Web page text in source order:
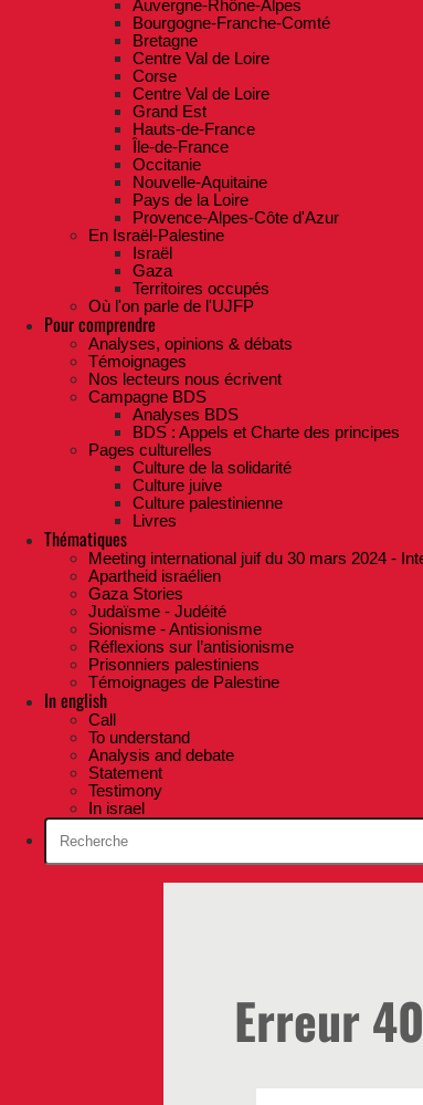
Auvergne-Rhône-Alpes
Bourgogne-Franche-Comté
Bretagne
Centre Val de Loire
Corse
Centre Val de Loire
Grand Est
Hauts-de-France
Île-de-France
Occitanie
Nouvelle-Aquitaine
Pays de la Loire
Provence-Alpes-Côte d'Azur
En Israël-Palestine
Israël
Gaza
Territoires occupés
Où l'on parle de l'UJFP
Pour comprendre
Analyses, opinions & débats
Témoignages
Nos lecteurs nous écrivent
Campagne BDS
Analyses BDS
BDS : Appels et Charte des principes
Pages culturelles
Culture de la solidarité
Culture juive
Culture palestinienne
Livres
Thématiques
Meeting international juif du 30 mars 2024 -
Apartheid israélien
Gaza Stories
Judaïsme - Judéité
Sionisme - Antisionisme
Réflexions sur l’antisionisme
Prisonniers palestiniens
Témoignages de Palestine
In english
Call
To understand
Analysis and debate
Statement
Testimony
In israel
Erreur